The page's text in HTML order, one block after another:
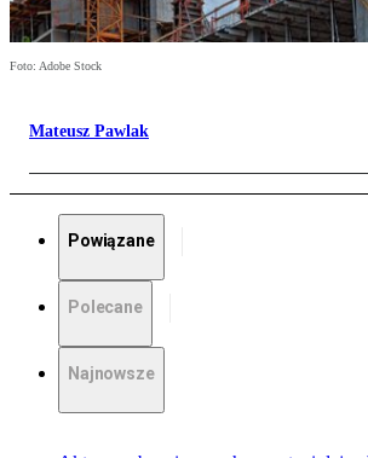
Foto: Adobe Stock
Mateusz Pawlak
Powiązane
Polecane
Najnowsze